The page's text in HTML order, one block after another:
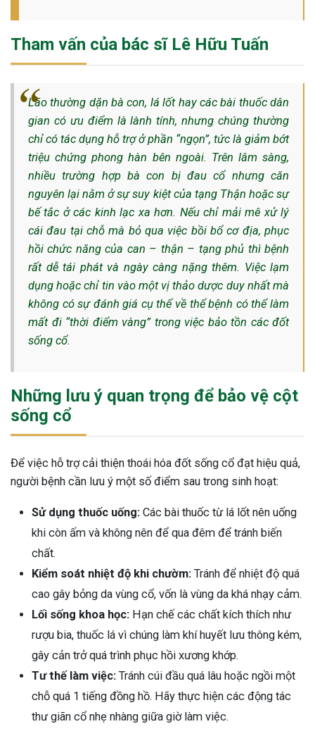
Tham vấn của bác sĩ Lê Hữu Tuấn
Lão thường dặn bà con, lá lốt hay các bài thuốc dân
gian có ưu điểm là lành tính, nhưng chúng thường
chỉ có tác dụng hỗ trợ ở phần “ngọn”, tức là giảm bớt
triệu chứng phong hàn bên ngoài. Trên lâm sàng,
nhiều trường hợp bà con bị đau cổ nhưng căn
nguyên lại nằm ở sự suy kiệt của tạng Thận hoặc sự
bế tắc ở các kinh lạc xa hơn. Nếu chỉ mải mê xử lý
cái đau tại chỗ mà bỏ qua việc bồi bổ cơ địa, phục
hồi chức năng của can – thận – tạng phủ thì bệnh
rất dễ tái phát và ngày càng nặng thêm. Việc lạm
dụng hoặc chỉ tin vào một vị thảo dược duy nhất mà
không có sự đánh giá cụ thể về thể bệnh có thể làm
mất đi “thời điểm vàng” trong việc bảo tồn các đốt
sống cổ.
Những lưu ý quan trọng để bảo vệ cột
sống cổ
Để việc hỗ trợ cải thiện thoái hóa đốt sống cổ đạt hiệu quả,
người bệnh cần lưu ý một số điểm sau trong sinh hoạt:
Sử dụng thuốc uống: Các bài thuốc từ lá lốt nên uống
khi còn ấm và không nên để qua đêm để tránh biến
chất.
Kiểm soát nhiệt độ khi chườm: Tránh để nhiệt độ quá
cao gây bỏng da vùng cổ, vốn là vùng da khá nhạy cảm.
Lối sống khoa học: Hạn chế các chất kích thích như
rượu bia, thuốc lá vì chúng làm khí huyết lưu thông kém,
gây cản trở quá trình phục hồi xương khớp.
Tư thế làm việc: Tránh cúi đầu quá lâu hoặc ngồi một
chỗ quá 1 tiếng đồng hồ. Hãy thực hiện các động tác
thư giãn cổ nhẹ nhàng giữa giờ làm việc.